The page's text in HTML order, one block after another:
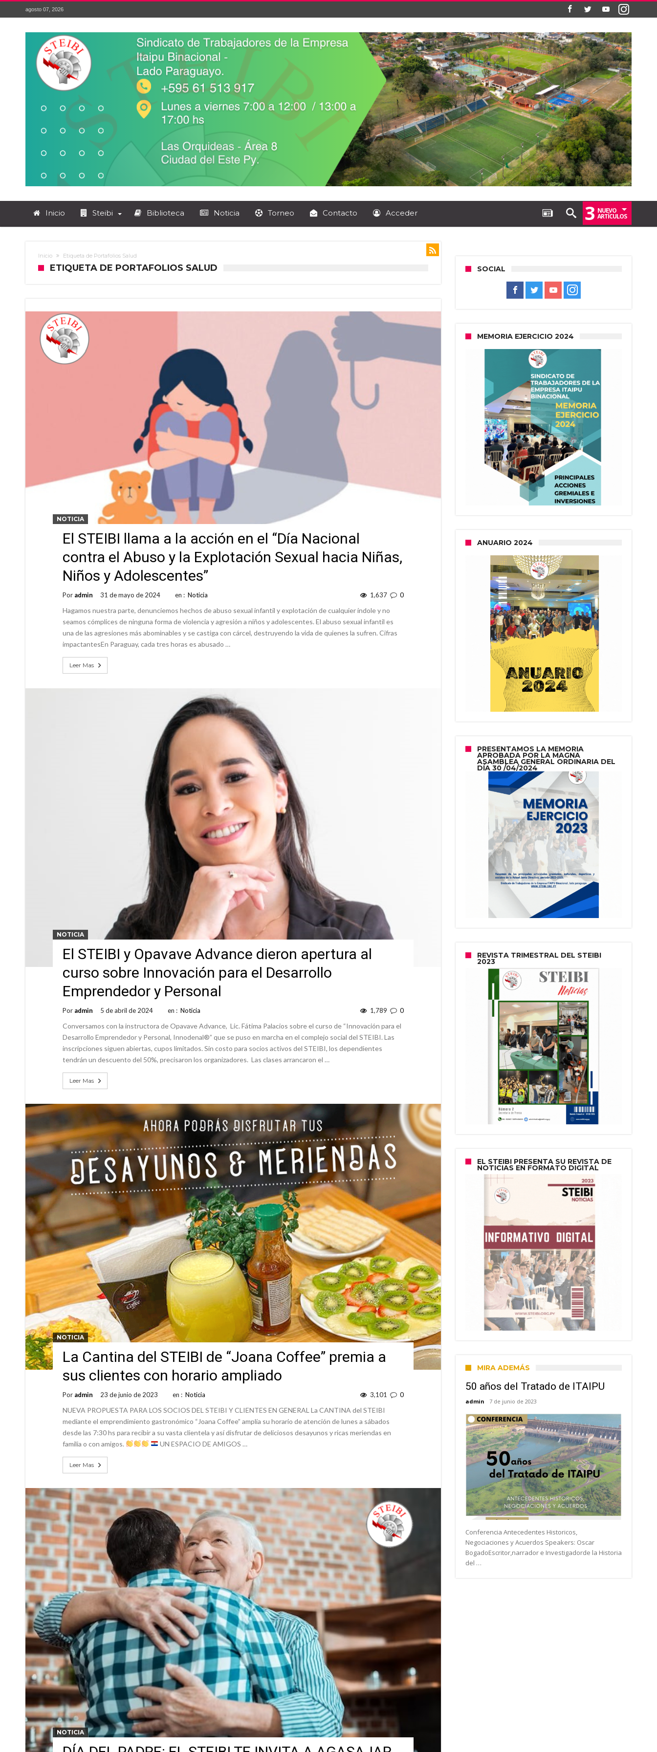
agosto 07, 2026
Inicio Steibi Biblioteca Noticia Torneo Contacto Acceder 3 NUEVO
ARTÍCULOS
Inicio Etiqueta de Portafolios Salud
ETIQUETA DE PORTAFOLIOS SALUD
NOTICIA
El STEIBI llama a la acción en el “Día Nacional
contra el Abuso y la Explotación Sexual hacia Niñas,
Niños y Adolescentes”
Por admin 31 de mayo de 2024 en : Noticia 0
1,637
Hagamos nuestra parte, denunciemos hechos de abuso sexual infantil y explotación de cualquier índole y no
seamos cómplices de ninguna forma de violencia y agresión a niños y adolescentes. El abuso sexual infantil es
una de las agresiones más abominables y se castiga con cárcel, destruyendo la vida de quienes la sufren. Cifras
impactantesEn Paraguay, cada tres horas es abusado …
Leer Mas
NOTICIA
El STEIBI y Opavave Advance dieron apertura al
curso sobre Innovación para el Desarrollo
Emprendedor y Personal
Por admin 5 de abril de 2024 en : Noticia 0
1,789
Conversamos con la instructora de Opavave Advance, Lic. Fátima Palacios sobre el curso de “Innovación para el
Desarrollo Emprendedor y Personal, Innodenal®” que se puso en marcha en el complejo social del STEIBI. Las
inscripciones siguen abiertas, cupos limitados. Sin costo para socios activos del STEIBI, los dependientes
tendrán un descuento del 50%, precisaron los organizadores. Las clases arrancaron el …
Leer Mas
NOTICIA
La Cantina del STEIBI de “Joana Coffee” premia a
sus clientes con horario ampliado
Por admin 23 de junio de 2023 en : Noticia 0
3,101
NUEVA PROPUESTA PARA LOS SOCIOS DEL STEIBI Y CLIENTES EN GENERAL La CANTINA del STEIBI
mediante el emprendimiento gastronómico “Joana Coffee” amplía su horario de atención de lunes a sábados
desde las 7:30 hs para recibir a su vasta clientela y así disfrutar de deliciosos desayunos y ricas meriendas en
familia o con amigos.
UN ESPACIO DE AMIGOS …
Leer Mas
NOTICIA
SOCIAL
MEMORIA EJERCICIO 2024
ANUARIO 2024
PRESENTAMOS LA MEMORIA
APROBADA POR LA MAGNA
ASAMBLEA GENERAL ORDINARIA DEL
DÍA 30 /04/2024
REVISTA TRIMESTRAL DEL STEIBI
2023
EL STEIBI PRESENTA SU REVISTA DE
NOTICIAS EN FORMATO DIGITAL
MIRA ADEMÁS
50 años del Tratado de ITAIPU
admin 7 de junio de 2023
Conferencia Antecedentes Historicos,
Negociaciones y Acuerdos Speakers: Oscar
BogadoEscritor,narrador e Investigadorde la Historia
del …